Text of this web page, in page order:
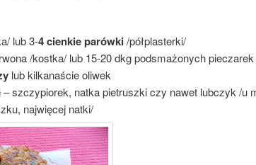
lub 3-4 cienkie parówki/półplasterki/
/kostka/ lub 15-20 dkg podsmażonych pieczarek
lub kilkanaście oliwek
– szczypiorek, natka pietruszki czy nawet lubczyk /u
najwięcej natki/